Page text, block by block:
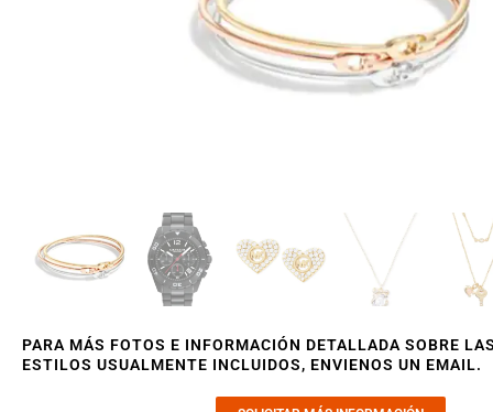
PARA MÁS FOTOS E INFORMACIÓN DETALLADA SOBRE
ESTILOS USUALMENTE INCLUIDOS, ENVIENOS UN EMAIL.